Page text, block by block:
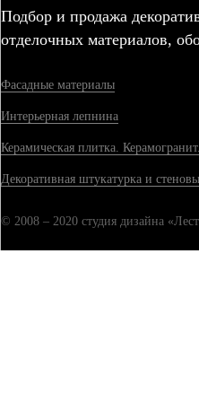
Подбор и продажа
отделочных материалов,
Фасадные материалы
Интерьерная лепнина
Керамическая плитка.
Декоративная штукатурка и
© 2008 – 2020 студия дизайна